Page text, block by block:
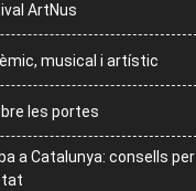
ArtNus
musical i artístic
les portes
a Catalunya: consells per